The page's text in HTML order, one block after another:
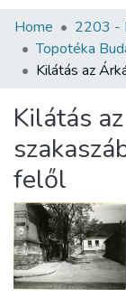
Communities
All of DSpace
About us
Home
2203 -
Topotéka
Kilátás
felől